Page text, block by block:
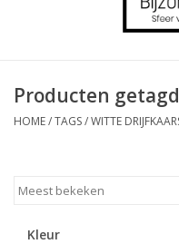
Geurkaarsen
Producten
HOME/TAGS/WITTE
Kleur